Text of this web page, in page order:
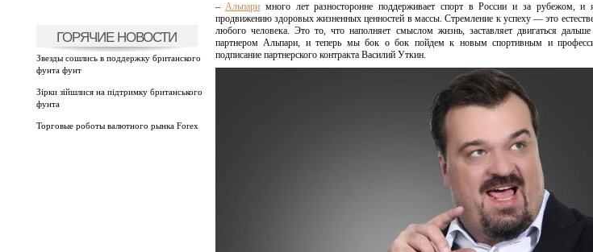
ГОРЯЧИЕ НОВОСТИ
Звезды сошлись в поддержку британского
фунта фунт
Зірки зійшлися на підтримку британського
фунта
Торговые роботы валютного рынка Forex
–Альпари много лет разносторонне поддерживает спорт в России и за рубежом, и
продвижению здоровых жизненных ценностей в массы. Стремление к успеху — это
любого человека. Это то, что наполняет смыслом жизнь, заставляет двигаться
партнером Альпари, и теперь мы бок о бок пойдем к новым спортивным и
подписание партнерского контракта Василий Уткин.